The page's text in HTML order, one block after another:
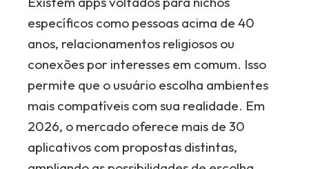
específicos como pessoas acima de 40
anos, relacionamentos religiosos ou
conexões por interesses em comum. Isso
permite que o usuário escolha ambientes
mais compatíveis com sua realidade. Em
2026, o mercado oferece mais de 30
aplicativos com propostas distintas,